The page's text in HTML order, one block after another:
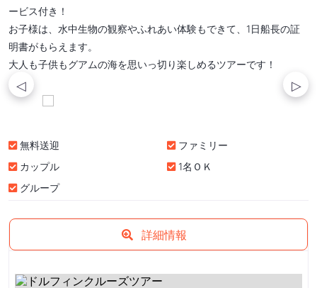
ービス付き！
お子様は、水中生物の観察やふれあい体験もできて、1日船長の証
明書がもらえます。
大人も子供もグアムの海を思いっ切り楽しめるツアーです！
無料送迎
ファミリー
カップル
1名ＯＫ
グループ
詳細情報